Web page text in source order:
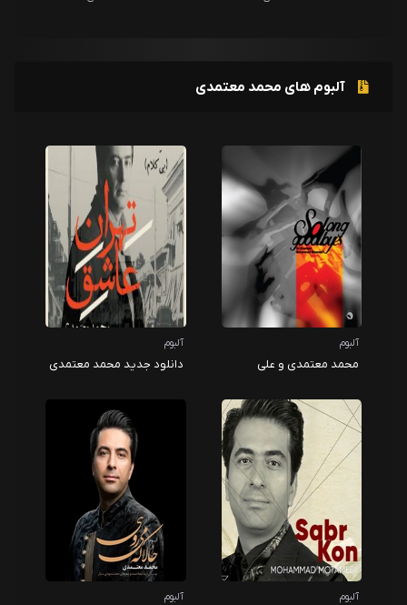
آلبوم های محمد معتمدی
آلبوم
محمد معتمدی و علی
آلبوم
دانلود جدید محمد معتمدی
آلبوم آلبوم